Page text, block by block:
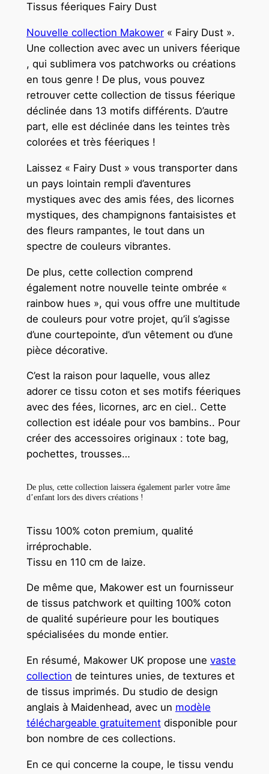
s
u
M
k
o
w
e
r
F
a
i
r
y
D
s
t
-
2
5
c
m
x
1
1
0
c
Tissus féeriques Fairy Dust
Nouvelle collection Makower« Fairy Dust ».
Une collection avec avec un univers féerique
, qui sublimera vos patchworks ou créations
en tous genre ! De plus, vous pouvez
retrouver cette collection de tissus féerique
déclinée dans 13 motifs différents. D’autre
part, elle est déclinée dans les teintes très
colorées et très féeriques !
Laissez « Fairy Dust » vous transporter dans
un pays lointain rempli d’aventures
mystiques avec des amis fées, des licornes
mystiques, des champignons fantaisistes et
des fleurs rampantes, le tout dans un
spectre de couleurs vibrantes.
De plus, cette collection comprend
également notre nouvelle teinte ombrée «
rainbow hues », qui vous offre une multitude
de couleurs pour votre projet, qu’il s’agisse
d’une courtepointe, d’un vêtement ou d’une
pièce décorative.
C’est la raison pour laquelle, vous allez
adorer ce tissu coton et ses motifs féeriques
avec des fées, licornes, arc en ciel.. Cette
collection est idéale pour vos bambins.. Pour
créer des accessoires originaux : tote bag,
pochettes, trousses…
De plus, cette collection laissera également parler votre âme
d’enfant lors des divers créations !
Tissu 100% coton premium, qualité
irréprochable.
Tissu en 110 cm de laize.
De même que, Makower est un fournisseur
de tissus patchwork et quilting 100% coton
de qualité supérieure pour les boutiques
spécialisées du monde entier.
En résumé, Makower UK propose une vaste
collection de teintures unies, de textures et
de tissus imprimés. Du studio de design
anglais à Maidenhead, avec un modèle
téléchargeable gratuitementdisponible pour
bon nombre de ces collections.
En ce qui concerne la coupe, le tissu vendu